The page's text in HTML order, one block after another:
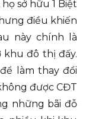
sở hữu 1 Biệt
điều khiến
này chính là
khu đô thị đấy.
làm thay đổi
được CĐT
những bãi đỗ